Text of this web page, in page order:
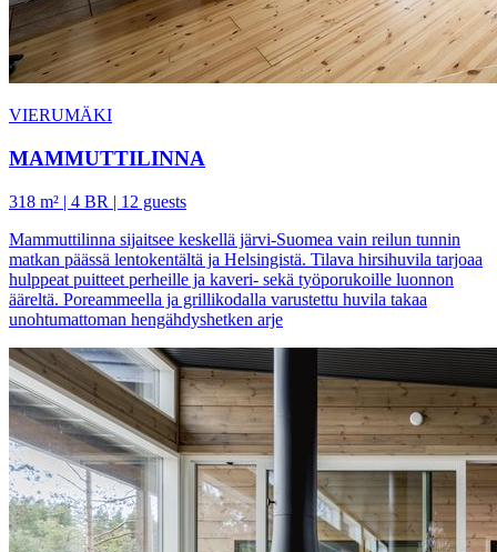
VIERUMÄKI
MAMMUTTILINNA
318 m² | 4 BR | 12 guests
Mammuttilinna sijaitsee keskellä järvi-Suomea vain reilun tunnin
matkan päässä lentokentältä ja Helsingistä. Tilava hirsihuvila tarjoaa
hulppeat puitteet perheille ja kaveri- sekä työporukoille luonnon
ääreltä. Poreammeella ja grillikodalla varustettu huvila takaa
unohtumattoman hengähdyshetken arje